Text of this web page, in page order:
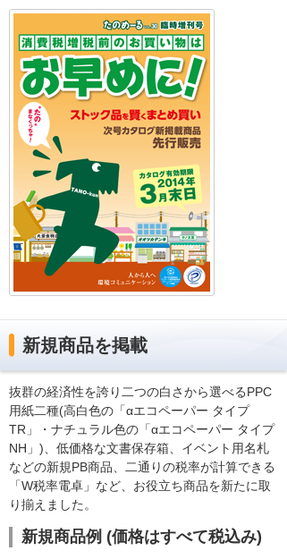
新規商品を掲載
抜群の経済性を誇り二つの白さから選べるPPC
用紙二種(高白色の「αエコペーパー タイプ
TR」・ナチュラル色の「αエコペーパー タイプ
NH」)、低価格な文書保存箱、イベント用名札
などの新規PB商品、二通りの税率が計算できる
「W税率電卓」など、お役立ち商品を新たに取
り揃えました。
新規商品例 (価格はすべて税込み)